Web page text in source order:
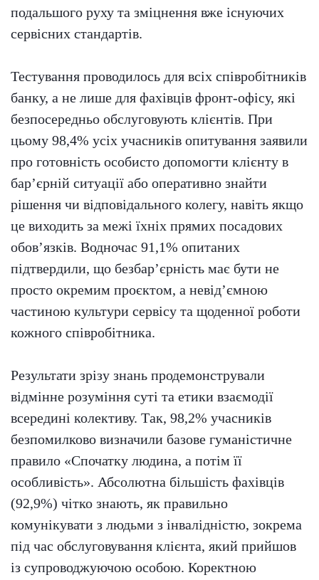
подальшого руху та зміцнення вже існуючих
сервісних стандартів.
Тестування проводилось для всіх співробітників
банку, а не лише для фахівців фронт-офісу, які
безпосередньо обслуговують клієнтів. При
цьому 98,4% усіх учасників опитування заявили
про готовність особисто допомогти клієнту в
бар’єрній ситуації або оперативно знайти
рішення чи відповідального колегу, навіть якщо
це виходить за межі їхніх прямих посадових
обов’язків. Водночас 91,1% опитаних
підтвердили, що безбар’єрність має бути не
просто окремим проєктом, а невід’ємною
частиною культури сервісу та щоденної роботи
кожного співробітника.
Результати зрізу знань продемонстрували
відмінне розуміння суті та етики взаємодії
всередині колективу. Так, 98,2% учасників
безпомилково визначили базове гуманістичне
правило «Спочатку людина, а потім її
особливість». Абсолютна більшість фахівців
(92,9%) чітко знають, як правильно
комунікувати з людьми з інвалідністю, зокрема
під час обслуговування клієнта, який прийшов
із супроводжуючою особою. Коректною